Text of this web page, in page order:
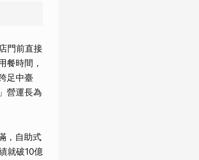
門前直接
餐時間，
足中臺
營運長為
，自助式
就破10億